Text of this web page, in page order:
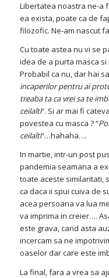
Libertatea noastra ne-a
ea exista, poate ca de
filozofic. Ne-am nascut
Cu toate astea nu vi se
idea de a purta masca
Probabil ca nu, dar hai
incaperilor pentru ai
treaba ta ca vrei sa te
ceilalti“. Si ar mai fi
povestea cu masca ? “
ceilalti“…hahaha….
In martie, intr-un post
pandemia seamana a
toate aceste similaritati,
ca daca ii spui cuiva de
acea persoana va lua
va imprima in creier….
este grava, cand asta
incercam sa ne
oaselor dar care este
La final, fara a vrea sa